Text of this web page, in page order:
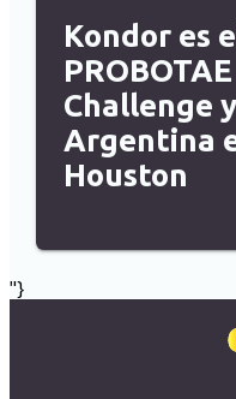
Kondor es
Challenge
Argentina
Houston
"}